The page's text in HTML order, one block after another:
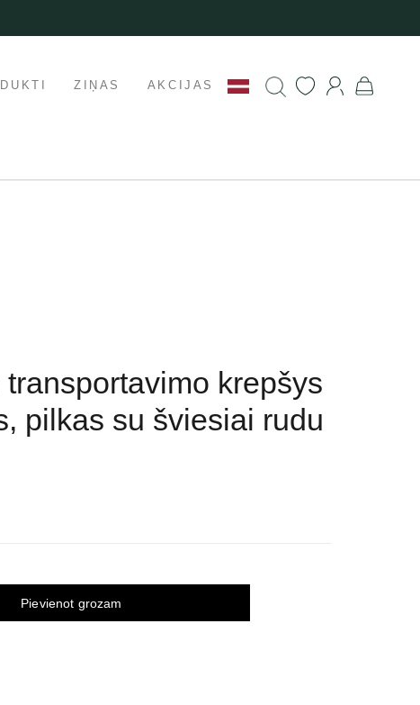
ZIŅAS AKCIJAS
krepšys
pilkas su šviesiai rudu
Pievienot grozam